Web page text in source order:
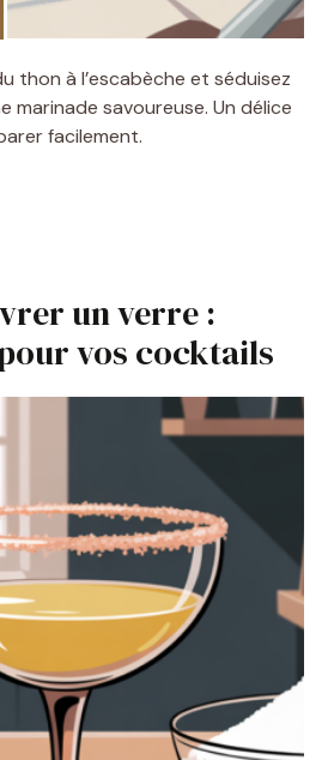
thon à l’escabèche et séduisez
marinade savoureuse. Un délice
facilement.
un verre :
vos cocktails